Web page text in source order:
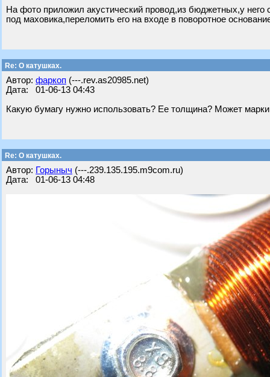
На фото приложил акустический провод,из бюджетных,у
под маховика,переломить его на входе в поворотное
Re: О катушках.
Автор: фаркоп (---.rev.as20985.net)
Дата: 01-06-13 04:43
Какую бумагу нужно использовать? Ее толщина? Может
Re: О катушках.
Автор: Горыныч (---.239.135.195.m9com.ru)
Дата: 01-06-13 04:48